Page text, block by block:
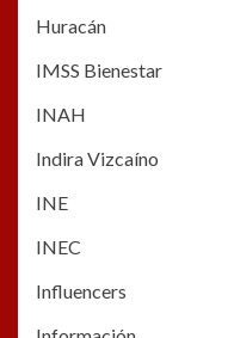
Huracán
IMSS Bienestar
INAH
Indira Vizcaíno
INE
INEC
Influencers